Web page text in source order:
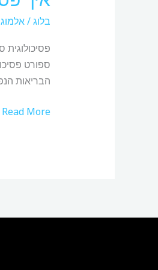
בלוג/
פסיכולוגית
ספורט
הבריאות
יכולה
לשפר
ביצועים?
Read More »